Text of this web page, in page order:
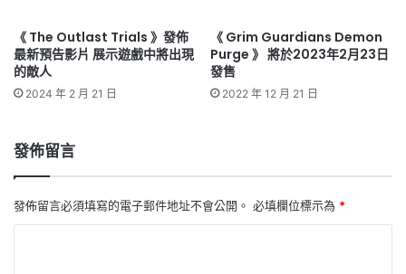
《 The Outlast Trials 》發佈
最新預告影片 展示遊戲中將出現
的敵人
2024 年 2 月 21 日
《 Grim Guardians Demon
Purge 》 將於2023年2月23日
發售
2022 年 12 月 21 日
發佈留言
發佈留言必須填寫的電子郵件地址不會公開。 必填欄位標示為 *